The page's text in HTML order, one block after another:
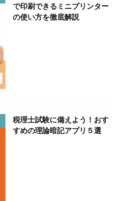
で印刷できるミニプリンター
の使い方を徹底解説
税理士試験に備えよう！おす
すめの理論暗記アプリ５選